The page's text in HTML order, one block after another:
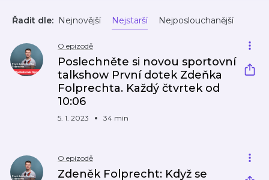
Řadit dle: Nejnovější Nejstarší Nejposlouchanější
O epizodě
Poslechněte si novou sportovní
talkshow První dotek Zdeňka
Folprechta. Každý čtvrtek od
10:06
5. 1. 2023 34 min
O epizodě
Zdeněk Folprecht: Když se